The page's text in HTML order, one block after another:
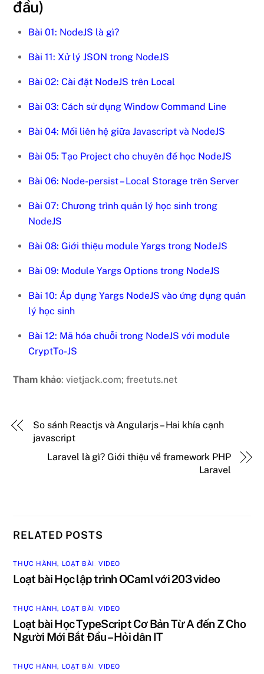
đầu)
Bài 01: NodeJS là gì?
Bài 11: Xử lý JSON trong NodeJS
Bài 02: Cài đặt NodeJS trên Local
Bài 03: Cách sử dụng Window Command Line
Bài 04: Mối liên hệ giữa Javascript và NodeJS
Bài 05: Tạo Project cho chuyên đề học NodeJS
Bài 06: Node-persist – Local Storage trên Server
Bài 07: Chương trình quản lý học sinh trong
NodeJS
Bài 08: Giới thiệu module Yargs trong NodeJS
Bài 09: Module Yargs Options trong NodeJS
Bài 10: Áp dụng Yargs NodeJS vào ứng dụng quản
lý học sinh
Bài 12: Mã hóa chuỗi trong NodeJS với module
CryptTo-JS
Tham khảo: vietjack.com; freetuts.net
So sánh Reactjs và Angularjs – Hai khía cạnh
javascript
Laravel là gì? Giới thiệu về framework PHP
Laravel
RELATED POSTS
THỰC HÀNH, LOẠT BÀI ,VIDEO
Loạt bài Học lập trình OCaml với 203 video
THỰC HÀNH, LOẠT BÀI ,VIDEO
Loạt bài Học TypeScript Cơ Bản Từ A đến Z Cho
Người Mới Bắt Đầu – Hỏi dân IT
THỰC HÀNH, LOẠT BÀI ,VIDEO